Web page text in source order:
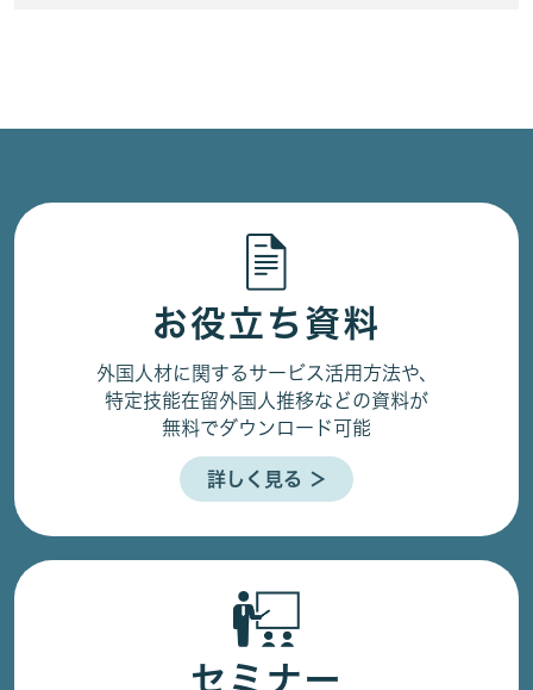
お役立ち資料
外国人材に関するサービス活用方法や、
特定技能在留外国人推移などの資料が
無料でダウンロード可能
詳しく見る ＞
セミナー